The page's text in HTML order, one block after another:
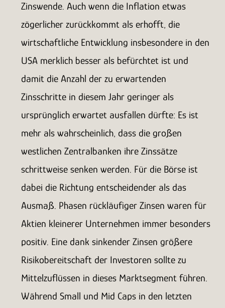
Zinswende. Auch wenn die Inflation etwas
zögerlicher zurückkommt als erhofft, die
wirtschaftliche Entwicklung insbesondere in den
USA merklich besser als befürchtet ist und
damit die Anzahl der zu erwartenden
Zinsschritte in diesem Jahr geringer als
ursprünglich erwartet ausfallen dürfte: Es ist
mehr als wahrscheinlich, dass die großen
westlichen Zentralbanken ihre Zinssätze
schrittweise senken werden. Für die Börse ist
dabei die Richtung entscheidender als das
Ausmaß. Phasen rückläufiger Zinsen waren für
Aktien kleinerer Unternehmen immer besonders
positiv. Eine dank sinkender Zinsen größere
Risikobereitschaft der Investoren sollte zu
Mittelzuflüssen in dieses Marktsegment führen.
Während Small und Mid Caps in den letzten